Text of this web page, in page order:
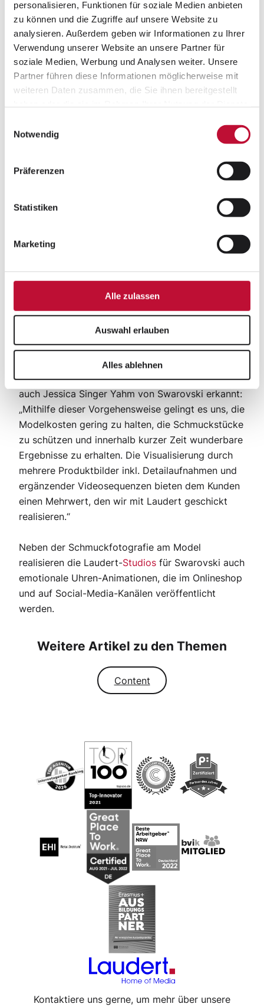
personalisieren, Funktionen für soziale Medien anbieten
zu können und die Zugriffe auf unsere Website zu
analysieren. Außerdem geben wir Informationen zu Ihrer
Verwendung unserer Website an unsere Partner für
soziale Medien, Werbung und Analysen weiter. Unsere
Partner führen diese Informationen möglicherweise mit
weiteren Daten zusammen, die Sie ihnen bereitgestellt
Datenschutzerklärung
Notwendig
Präferenzen
Statistiken
Marketing
Alle zulassen
Auswahl erlauben
Alles ablehnen
konnten.
Einmal inszeniert – mehrfach profitiert
Nach diesem Motto gestaltete sich die Umsetzung
der beauftragten Produktion. Perfekt gestylt von
Commerce Fotografie hergerichtet war. Danach
Aufnahme kurzer Filmsequenzen. Die Vorteile
aufgrund der parallelen Foto- und
nur einmal gestylt und die Schmuckstücke nur
Anfälligkeit für Kratzer und Schmutz sowie der
Vorfeld ein entscheidender Vorteil. Innerhalb von
nur zwei Wochen waren alle Aufnahmen und
Bewegtbilder im Kasten, die Produktion lief wie
am Schnürchen.
Dass diese Produktionsweise sehr effizient ist, hat
auch Jessica Singer Yahm von Swarovski erkannt:
„Mithilfe dieser Vorgehensweise gelingt es uns, die
Modelkosten gering zu halten, die Schmuckstücke
zu schützen und innerhalb kurzer Zeit wunderbare
Ergebnisse zu erhalten. Die Visualisierung durch
mehrere Produktbilder inkl. Detailaufnahmen und
ergänzender Videosequenzen bieten dem Kunden
einen Mehrwert, den wir mit Laudert geschickt
realisieren.“
Neben der Schmuckfotografie am Model
realisieren die Laudert-Studios für Swarovski auch
emotionale Uhren-Animationen, die im Onlineshop
und auf Social-Media-Kanälen veröffentlicht
werden.
Weitere Artikel zu den Themen
Content
Kontaktiere uns gerne, um mehr über unsere